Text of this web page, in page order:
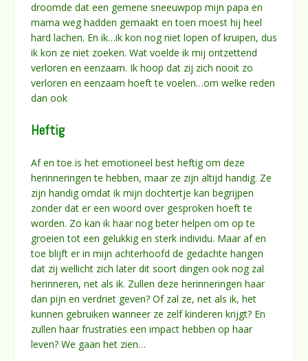
droomde dat een gemene sneeuwpop mijn papa en
mama weg hadden gemaakt en toen moest hij heel
hard lachen. En ik…ik kon nog niet lopen of kruipen, dus
ik kon ze niet zoeken. Wat voelde ik mij ontzettend
verloren en eenzaam. Ik hoop dat zij zich nooit zo
verloren en eenzaam hoeft te voelen…om welke reden
dan ook
Heftig
Af en toe is het emotioneel best heftig om deze
herinneringen te hebben, maar ze zijn altijd handig. Ze
zijn handig omdat ik mijn dochtertje kan begrijpen
zonder dat er een woord over gesproken hoeft te
worden. Zo kan ik haar nog beter helpen om op te
groeien tot een gelukkig en sterk individu. Maar af en
toe blijft er in mijn achterhoofd de gedachte hangen
dat zij wellicht zich later dit soort dingen ook nog zal
herinneren, net als ik. Zullen deze herinneringen haar
dan pijn en verdriet geven? Of zal ze, net als ik, het
kunnen gebruiken wanneer ze zelf kinderen krijgt? En
zullen haar frustraties een impact hebben op haar
leven? We gaan het zien…